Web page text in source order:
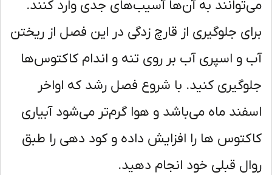
به آن‌ها آسیب‌های جدی وارد کنند.
جلوگیری از قارچ زدگی در این فصل از ریختن
و اسپری آب بر روی تنه و اندام کاکتوس‌ها
کنید. با شروع فصل رشد که اواخر
ماه می‌باشد و هوا گرم‌تر می‌شود آبیاری
ها را افزایش داده و کود دهی را طبق
قبلی خود انجام دهید.